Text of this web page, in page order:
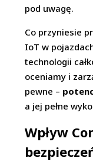
pod uwagę.
Co przyniesie
IoT w
technologii
oceniamy i
pewne –
a jej pełne
Wpływ